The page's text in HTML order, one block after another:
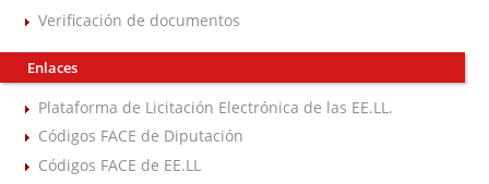
Verificación de documentos
Enlaces
Plataforma de Licitación Electrónica de las EE.LL.
Códigos FACE de Diputación
Códigos FACE de EE.LL